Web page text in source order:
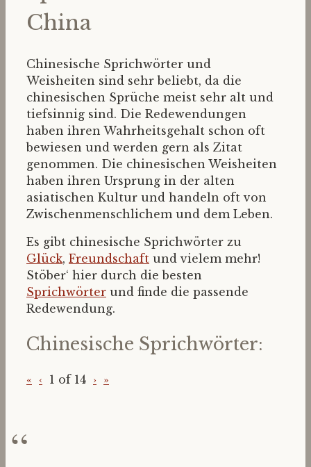
China
Chinesische Sprichwörter und
Weisheiten sind sehr beliebt, da die
chinesischen Sprüche meist sehr alt und
tiefsinnig sind. Die Redewendungen
haben ihren Wahrheitsgehalt schon oft
bewiesen und werden gern als Zitat
genommen. Die chinesischen Weisheiten
haben ihren Ursprung in der alten
asiatischen Kultur und handeln oft von
Zwischenmenschlichem und dem Leben.
Es gibt chinesische Sprichwörter zu
Glück, Freundschaft und vielem mehr!
Stöber‘ hier durch die besten
Sprichwörter und finde die passende
Redewendung.
Chinesische Sprichwörter:
« ‹ 1 of 14 › »